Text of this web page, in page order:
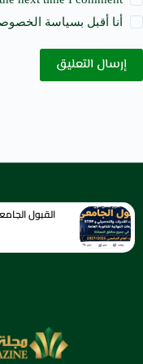
أنا أقبل بسياسة
إرسال التعليق
القبول